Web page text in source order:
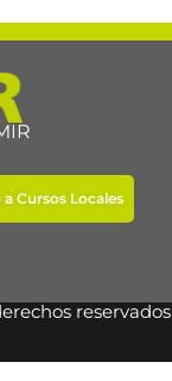
a Cursos Locales
reservados